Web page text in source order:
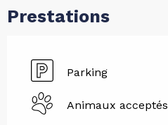
Prestations
Parking
Animaux acceptés